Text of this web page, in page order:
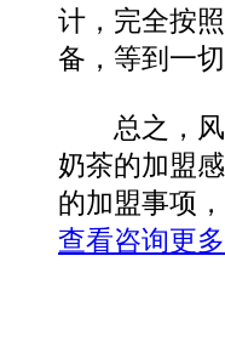
计，完全按
备，等到一
总之，风
奶茶的加盟
的加盟事项
查看咨询更